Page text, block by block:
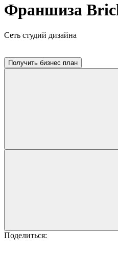
Франшиза
Сеть студий дизайна
Получить бизнес план
Поделиться: